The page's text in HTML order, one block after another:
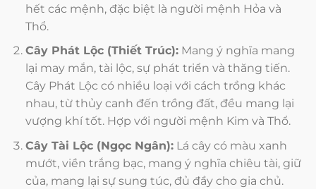
hết các mệnh, đặc biệt là người mệnh Hỏa và
Thổ.
Cây Phát Lộc (Thiết Trúc):Mang ý nghĩa mang
lại may mắn, tài lộc, sự phát triển và thăng tiến.
Cây Phát Lộc có nhiều loại với cách trồng khác
nhau, từ thủy canh đến trồng đất, đều mang lại
vượng khí tốt. Hợp với người mệnh Kim và Thổ.
Cây Tài Lộc (Ngọc Ngân):Lá cây có màu xanh
mướt, viền trắng bạc, mang ý nghĩa chiêu tài, giữ
của, mang lại sự sung túc, đủ đầy cho gia chủ.